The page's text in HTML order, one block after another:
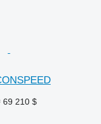
69 210 $